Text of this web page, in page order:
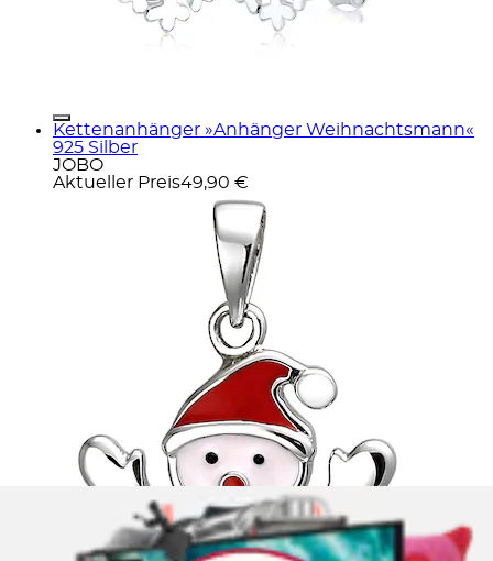
Kettenanhänger »Anhänger Weihnachtsmann«
925 Silber
JOBO
Aktueller Preis49,90 €